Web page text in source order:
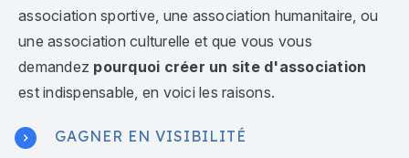
association sportive, une association humanitaire, ou
une association culturelle et que vous vous
demandez pourquoi créer un site d'association
est indispensable, en voici les raisons.
GAGNER EN VISIBILITÉ